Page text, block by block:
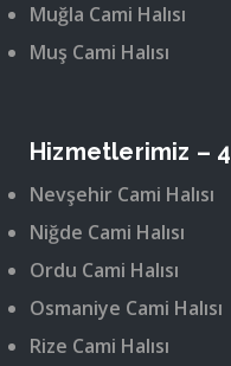
Muğla Cami Halısı
Muş Cami Halısı
Hizmetlerimiz – 4
Nevşehir Cami Halısı
Niğde Cami Halısı
Ordu Cami Halısı
Osmaniye Cami Halısı
Rize Cami Halısı